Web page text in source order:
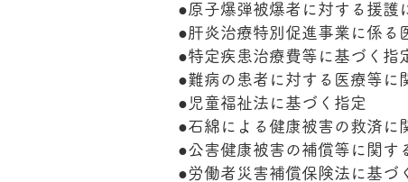
●原子爆弾被爆者に対する援護
●肝炎治療特別促進事業に係る
●特定疾患治療費等に基づく指
●難病の患者に対する医療等に
● 児童福祉法に基づく指定
●石綿による健康被害の救済に
●公害健康被害の補償等に関す
●労働者災害補償保険法に基づ